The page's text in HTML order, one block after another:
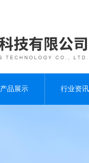
产品展示 行业资讯